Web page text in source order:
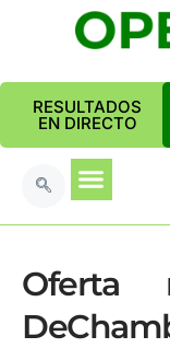
RESULTADOS
EN DIRECTO
Oferta